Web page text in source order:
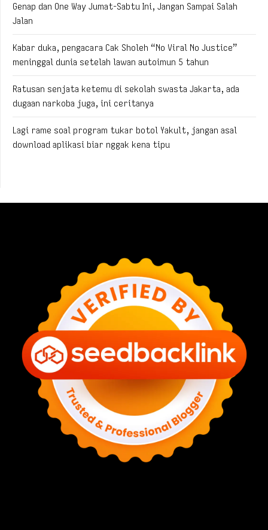
Genap dan One Way Jumat-Sabtu Ini, Jangan Sampai Salah
Jalan
Kabar duka, pengacara Cak Sholeh “No Viral No Justice”
meninggal dunia setelah lawan autoimun 5 tahun
Ratusan senjata ketemu di sekolah swasta Jakarta, ada
dugaan narkoba juga, ini ceritanya
Lagi rame soal program tukar botol Yakult, jangan asal
download aplikasi biar nggak kena tipu